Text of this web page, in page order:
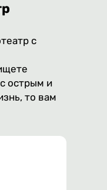
с
острым и
то вам